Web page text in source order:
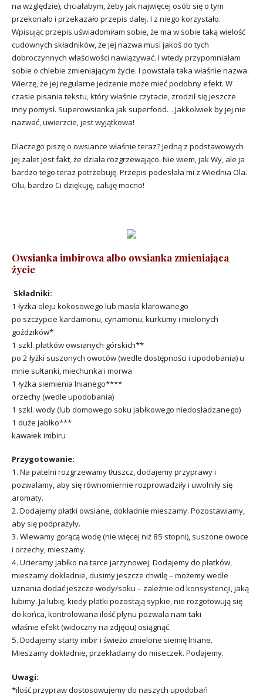
na względzie), chciałabym, żeby jak najwięcej osób się o tym
przekonało i przekazało przepis dalej. I z niego korzystało.
Wpisując przepis uświadomiłam sobie, że ma w sobie taką wielość
cudownych składników, że jej nazwa musi jakoś do tych
dobroczynnych właściwości nawiązywać. I wtedy przypomniałam
sobie o chlebie zmieniającym życie. I powstała taka właśnie nazwa.
Wierzę, że jej regularne jedzenie może mieć podobny efekt. W
czasie pisania tekstu, który właśnie czytacie, zrodził się jeszcze
inny pomysł. Superowsianka jak superfood… Jakkolwiek by jej nie
nazwać, uwierzcie, jest wyjątkowa!
Dlaczego piszę o owsiance właśnie teraz? Jedną z podstawowych
jej zalet jest fakt, że działa rozgrzewająco. Nie wiem, jak Wy, ale ja
bardzo tego teraz potrzebuję. Przepis podesłała mi z Wiednia Ola.
Olu, bardzo Ci dziękuję, całuję mocno!
Owsianka imbirowa albo owsianka zmieniająca
życie
Składniki:
1 łyżka oleju kokosowego lub masła klarowanego
po szczypcie kardamonu, cynamonu, kurkumy i mielonych
goździków*
1 szkl. płatków owsianych górskich**
po 2 łyżki suszonych owoców (wedle dostępności i upodobania) u
mnie sułtanki, miechunka i morwa
1 łyżka siemienia lnianego****
orzechy (wedle upodobania)
1 szkl. wody (lub domowego soku jabłkowego niedosładzanego)
1 duże jabłko***
kawałek imbiru
Przygotowanie:
1. Na patelni rozgrzewamy tłuszcz, dodajemy przyprawy i
pozwalamy, aby się równomiernie rozprowadziły i uwolniły się
aromaty.
2. Dodajemy płatki owsiane, dokładnie mieszamy. Pozostawiamy,
aby się podprażyły.
3. Wlewamy gorącą wodę (nie więcej niż 85 stopni), suszone owoce
i orzechy, mieszamy.
4. Ucieramy jabłko na tarce jarzynowej. Dodajemy do płatków,
mieszamy dokładnie, dusimy jeszcze chwilę – możemy wedle
uznania dodać jeszcze wody/soku – zależnie od konsystencji, jaką
lubimy. Ja lubię, kiedy płatki pozostają sypkie, nie rozgotowują się
do końca, kontrolowana ilość płynu pozwala nam taki
właśnie efekt (widoczny na zdjęciu) osiągnąć.
5. Dodajemy starty imbir i świeżo zmielone siemię lniane.
Mieszamy dokładnie, przekładamy do miseczek. Podajemy.
Uwagi:
*ilość przypraw dostosowujemy do naszych upodobań